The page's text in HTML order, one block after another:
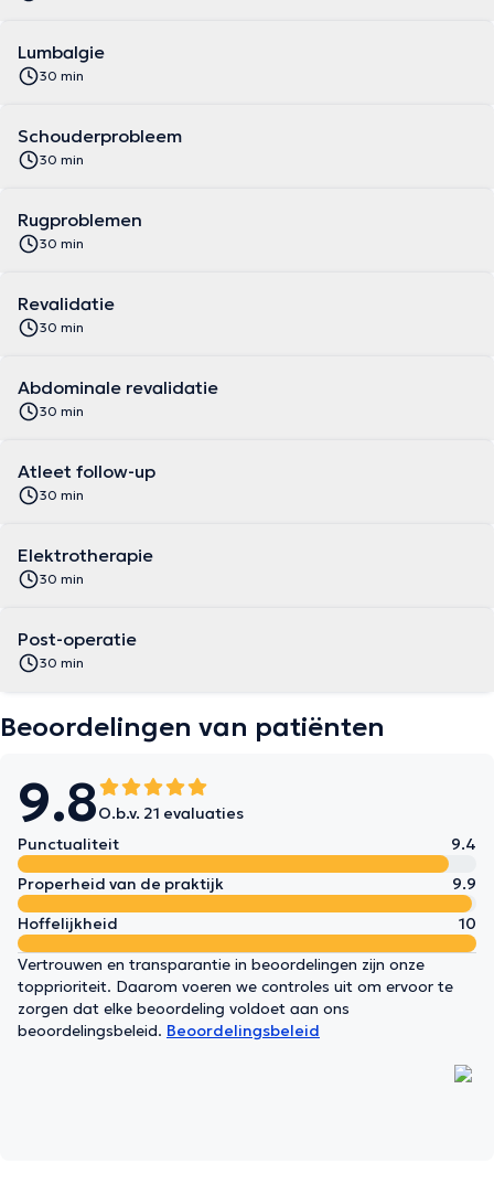
Lumbalgie
30 min
Schouderprobleem
30 min
Rugproblemen
30 min
Revalidatie
30 min
Abdominale revalidatie
30 min
Atleet follow-up
30 min
Elektrotherapie
30 min
Post-operatie
30 min
Beoordelingen van patiënten
9.8O.b.v. 21 evaluaties
Punctualiteit
9.4
Properheid van de praktijk
9.9
Hoffelijkheid
10
Vertrouwen en transparantie in beoordelingen zijn onze
topprioriteit. Daarom voeren we controles uit om ervoor te
zorgen dat elke beoordeling voldoet aan ons
beoordelingsbeleid. Beoordelingsbeleid